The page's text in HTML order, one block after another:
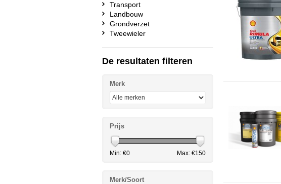
Transport
Landbouw
Grondverzet
Tweewieler
De resultaten filteren
Merk
Prijs
Min: €0 Max: €150
Merk/Soort